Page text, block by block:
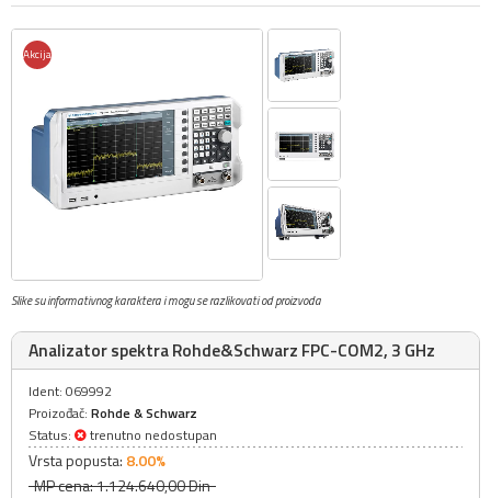
Akcija
Slike su informativnog karaktera i mogu se razlikovati od proizvoda
Analizator spektra Rohde&Schwarz FPC-COM2, 3 GHz
Ident: 069992
Proizođač: Rohde & Schwarz
Status:
trenutno nedostupan
Vrsta popusta: 8.00%
MP cena: 1.124.640,00Din